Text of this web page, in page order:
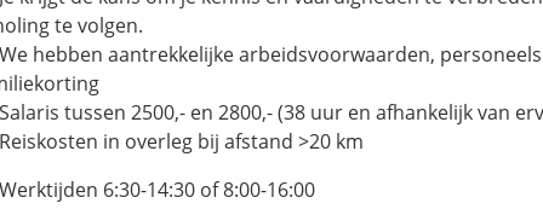
te volgen.
hebben aantrekkelijke arbeidsvoorwaarden,
tussen 2500,- en 2800,- (38 uur en afhankelijk van
in overleg bij afstand >20 km
6:30-14:30 of 8:00-16:00